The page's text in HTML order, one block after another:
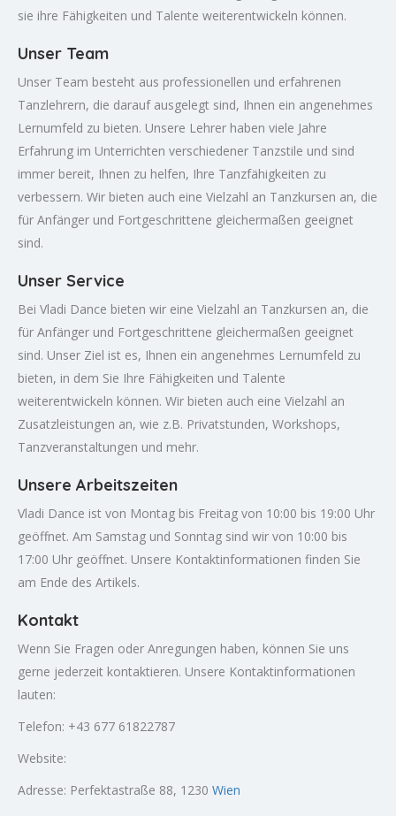
sie ihre Fähigkeiten und Talente weiterentwickeln können.
Unser Team
Unser Team besteht aus professionellen und erfahrenen
Tanzlehrern, die darauf ausgelegt sind, Ihnen ein angenehmes
Lernumfeld zu bieten. Unsere Lehrer haben viele Jahre
Erfahrung im Unterrichten verschiedener Tanzstile und sind
immer bereit, Ihnen zu helfen, Ihre Tanzfähigkeiten zu
verbessern. Wir bieten auch eine Vielzahl an Tanzkursen an, die
für Anfänger und Fortgeschrittene gleichermaßen geeignet
sind.
Unser Service
Bei Vladi Dance bieten wir eine Vielzahl an Tanzkursen an, die
für Anfänger und Fortgeschrittene gleichermaßen geeignet
sind. Unser Ziel ist es, Ihnen ein angenehmes Lernumfeld zu
bieten, in dem Sie Ihre Fähigkeiten und Talente
weiterentwickeln können. Wir bieten auch eine Vielzahl an
Zusatzleistungen an, wie z.B. Privatstunden, Workshops,
Tanzveranstaltungen und mehr.
Unsere Arbeitszeiten
Vladi Dance ist von Montag bis Freitag von 10:00 bis 19:00 Uhr
geöffnet. Am Samstag und Sonntag sind wir von 10:00 bis
17:00 Uhr geöffnet. Unsere Kontaktinformationen finden Sie
am Ende des Artikels.
Kontakt
Wenn Sie Fragen oder Anregungen haben, können Sie uns
gerne jederzeit kontaktieren. Unsere Kontaktinformationen
lauten:
Telefon: +43 677 61822787
Website:
Adresse: Perfektastraße 88, 1230 Wien